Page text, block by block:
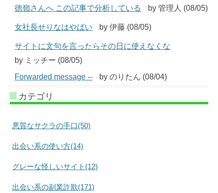
徳嶺さんへ この記事で分析している
by 管理人 (08/05)
女社長せりなはやばい by 伊藤 (08/05)
サイトに文句を言ったらその日に使えなくな
by ミッチー (08/05)
Forwarded message --
by のりたん (08/04)
カテゴリ
悪質なサクラの手口(50)
出会い系の使い方(14)
グレーな怪しいサイト(12)
出会い系の副業詐欺(171)